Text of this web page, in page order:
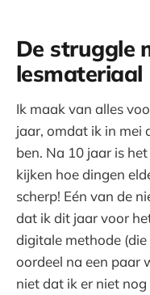
De struggle
lesmateriaal
Ik maak van alles
jaar, omdat ik in mei
ben. Na 10 jaar is
kijken hoe dingen
scherp! Eén van de
dat ik dit jaar voor
digitale methode
oordeel na een paar
niet dat ik er niet